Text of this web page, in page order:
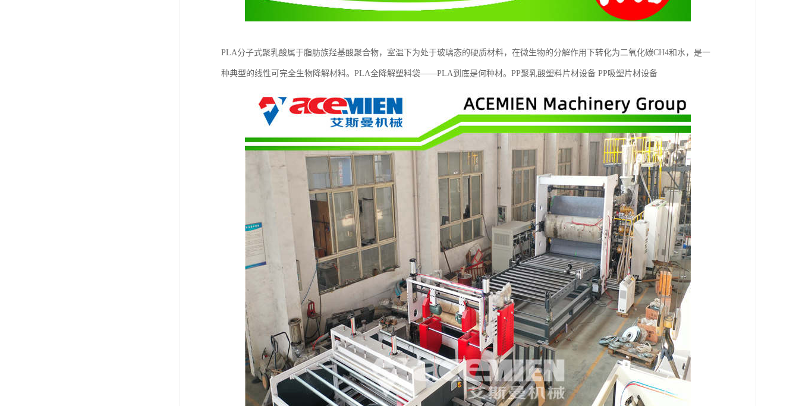
PLA分子式聚乳酸属于脂肪族羟基酸聚合物，室温下为处于玻璃态的硬质材料，在微生物的分解作用下转化为二氧化碳CH4和水，是一
种典型的线性可完全生物降解材料。PLA全降解塑料袋——PLA到底是何种材。PP聚乳酸塑料片材设备 PP吸塑片材设备